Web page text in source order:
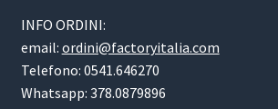
INFO ORDINI:
email: ordini@factoryitalia.com
Telefono: 0541.646270
Whatsapp: 378.0879896